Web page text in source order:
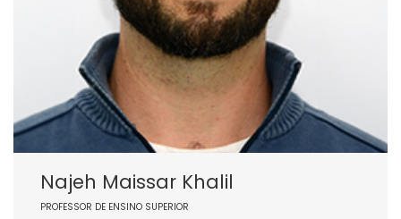
Najeh Maissar Khalil
PROFESSOR DE ENSINO SUPERIOR